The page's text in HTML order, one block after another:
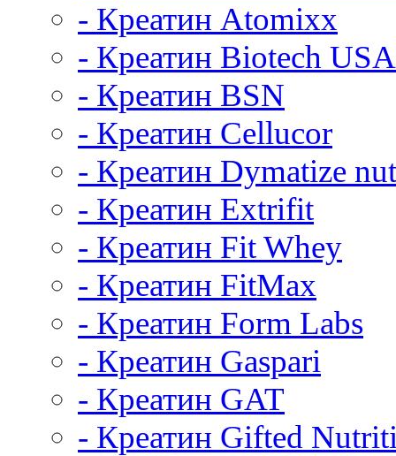
- Креатин Atomixx
- Креатин Biotech USA
- Креатин BSN
- Креатин Cellucor
- Креатин Dymatize
- Креатин Extrifit
- Креатин Fit Whey
- Креатин FitMax
- Креатин Form Labs
- Креатин Gaspari
- Креатин GAT
- Креатин Gifted